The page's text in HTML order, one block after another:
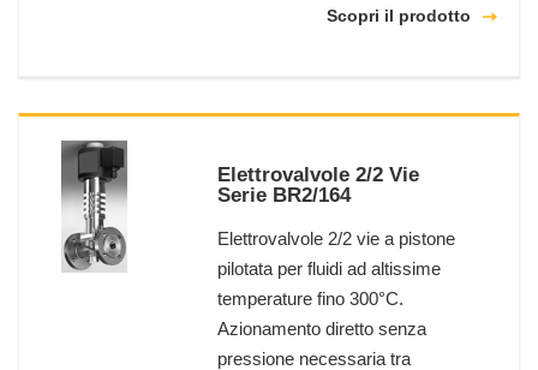
Scopri il prodotto
Elettrovalvole 2/2 Vie
Serie BR2/164
Elettrovalvole 2/2 vie a pistone
pilotata per fluidi ad altissime
temperature fino 300°C.
Azionamento diretto senza
pressione necessaria tra